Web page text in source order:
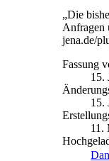
„Die
Anfragen
jena.de/
Fassung
15.
15.
11.